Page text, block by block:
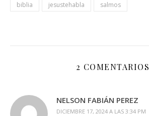
biblia jesustehabla salmos
2 COMENTARIOS
NELSON FABIÁN PEREZ
DICIEMBRE 17, 2024 A LAS 3:34 PM